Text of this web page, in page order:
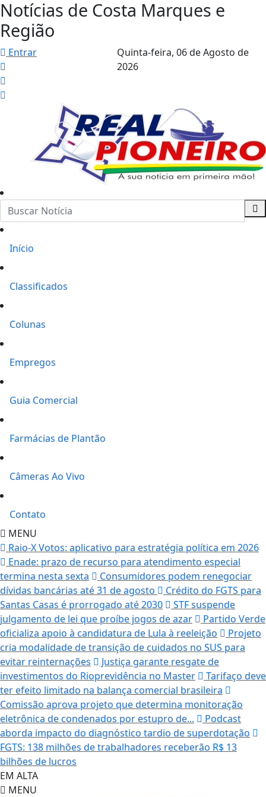
Notícias de Costa Marques e
Região
Entrar Quinta-feira, 06 de Agosto de
2026
Início
Classificados
Colunas
Empregos
Guia Comercial
Farmácias de Plantão
Câmeras Ao Vivo
Contato
MENU
Raio-X Votos: aplicativo para estratégia política em 2026
Enade: prazo de recurso para atendimento especial
termina nesta sexta
Consumidores podem renegociar
dívidas bancárias até 31 de agosto
Crédito do FGTS para
Santas Casas é prorrogado até 2030
STF suspende
julgamento de lei que proíbe jogos de azar
Partido Verde
oficializa apoio à candidatura de Lula à reeleição
Projeto
cria modalidade de transição de cuidados no SUS para
evitar reinternações
Justiça garante resgate de
investimentos do Rioprevidência no Master
Tarifaço deve
ter efeito limitado na balança comercial brasileira
Comissão aprova projeto que determina monitoração
eletrônica de condenados por estupro de...
Podcast
aborda impacto do diagnóstico tardio de superdotação
FGTS: 138 milhões de trabalhadores receberão R$ 13
bilhões de lucros
EM ALTA
MENU